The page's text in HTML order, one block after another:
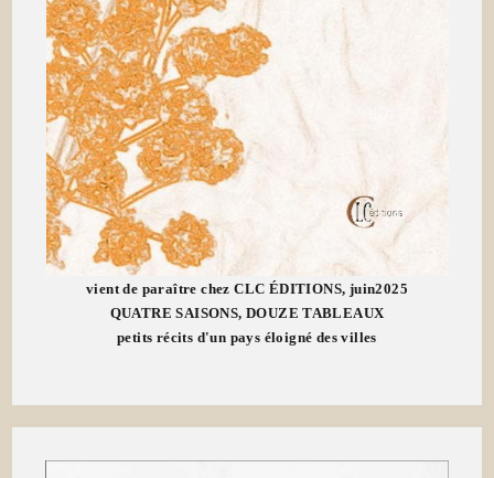
vient de paraître chez CLC ÉDITIONS, juin2025
QUATRE SAISONS, DOUZE TABLEAUX
petits récits d'un pays éloigné des villes